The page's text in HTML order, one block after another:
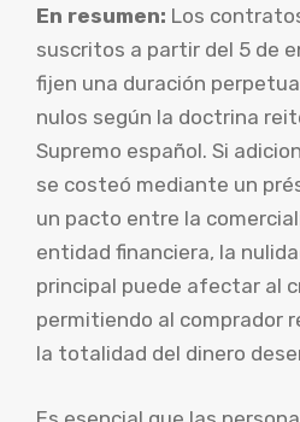
En resumen: Los
suscritos a partir del 5 de
fijen una duración
nulos según la doctrina
Supremo español. Si
se costeó mediante un
un pacto entre la
entidad financiera, la
principal puede afectar al
permitiendo al comprador
la totalidad del dinero